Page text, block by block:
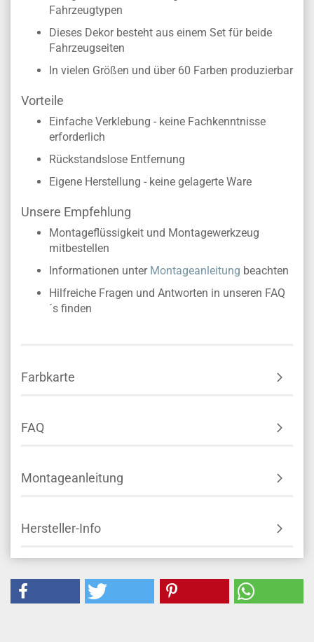
Fahrzeugtypen
Dieses Dekor besteht aus einem Set für beide
Fahrzeugseiten
In vielen Größen und über 60 Farben produzierbar
Vorteile
Einfache Verklebung - keine Fachkenntnisse
erforderlich
Rückstandslose Entfernung
Eigene Herstellung - keine gelagerte Ware
Unsere Empfehlung
Montageflüssigkeit und Montagewerkzeug
mitbestellen
Informationen unter Montageanleitung beachten
Hilfreiche Fragen und Antworten in unseren FAQ
´s finden
Farbkarte
FAQ
Montageanleitung
Hersteller-Info